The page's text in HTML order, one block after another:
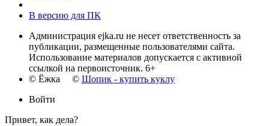
В версию для ПК
Администрация ejka.ru не несет ответственность за
публикации, размещенные пользователями сайта.
Использование материалов допускается с активной
ссылкой на первоисточник. 6+
© Ёжка © Шопик - купить куклу
Войти
Привет, как дела?